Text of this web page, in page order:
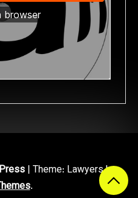
| Theme: Lawyers by
.